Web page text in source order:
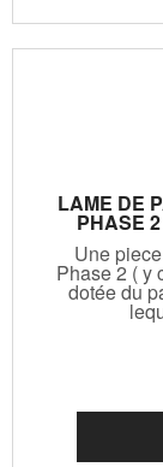
LAME DE
PHASE
Une
Phase 2 ( y
dotée du